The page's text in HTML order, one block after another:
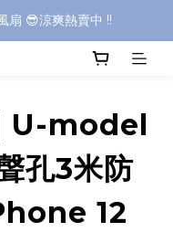
扇 😎涼爽熱賣中 !!
扇 😎涼爽熱賣中 !!
扇 😎涼爽熱賣中 !!
U-model
孔3米防
12